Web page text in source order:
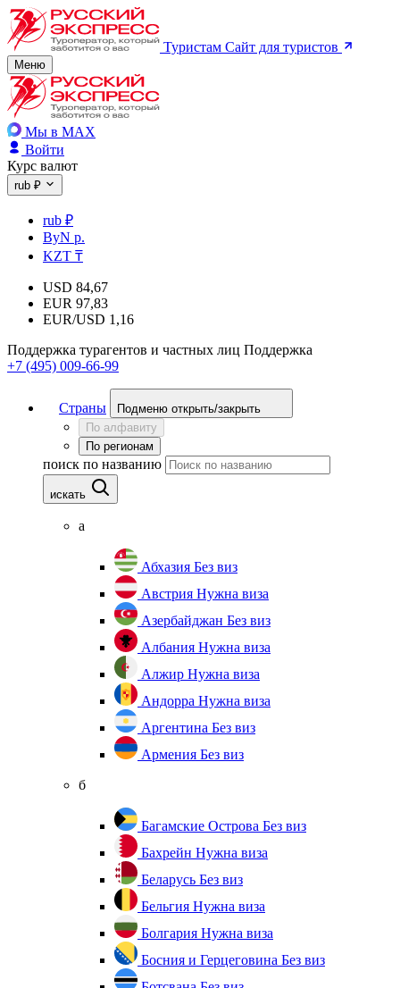
Туристам Сайт для туристов
Меню
Мы в MAX
Войти
Курс валют
rub ₽
rub ₽
ByN р.
KZT ₸
USD 84,67
EUR 97,83
EUR/USD 1,16
Поддержка турагентов и частных лиц Поддержка
+7 (495) 009-66-99
Страны
Подменю открыть/закрыть
По алфавиту
По регионам
поиск по названию
искать
а
Абхазия Без виз
Австрия Нужна виза
Азербайджан Без виз
Албания Нужна виза
Алжир Нужна виза
Андорра Нужна виза
Аргентина Без виз
Армения Без виз
б
Багамские Острова Без виз
Бахрейн Нужна виза
Беларусь Без виз
Бельгия Нужна виза
Болгария Нужна виза
Босния и Герцеговина Без виз